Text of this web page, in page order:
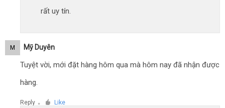
rất uy tín.
M Mỹ Duyên
Tuyệt vời, mới đặt hàng hôm qua mà hôm nay đã nhận được
hàng.
Reply ● Like